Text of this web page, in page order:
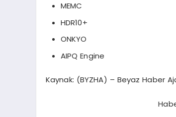
MEMC
HDR10+
ONKYO
AIPQ Engine
Kaynak: (BYZHA) – Beyaz Haber